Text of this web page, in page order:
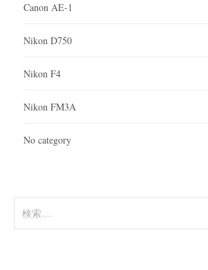
Canon AE-1
Nikon D750
Nikon F4
Nikon FM3A
No category
索: